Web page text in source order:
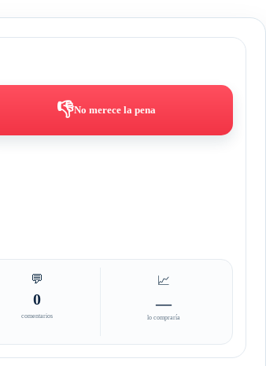
👎No merece la pena
💬
0
comentarios
📈
—
lo compraría